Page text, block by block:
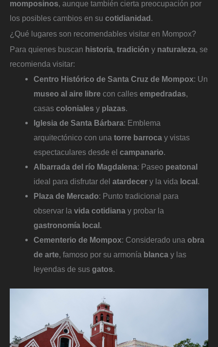
momposinos, aunque también cierta preocupación por
los posibles cambios en su cotidianidad .
¿Qué lugares son recomendables visitar en Mompox?
Para quienes buscan historia, tradición y naturaleza, se
recomienda visitar:
Centro Histórico de Santa Cruz de Mompox: Un
museo al aire libre con callesempedradas,
casascoloniales y plazas.
Iglesia de Santa Bárbara: Emblema
arquitectónico con unatorre barroca y vistas
espectaculares desde elcampanario.
Albarrada del río Magdalena: Paseo peatonal
ideal para disfrutar delatardecer y la vida local.
Plaza de Mercado: Punto tradicional para
observar lavida cotidiana y probar la
gastronomía local.
Cementerio de Mompox: Considerado unaobra
de arte, famoso por su armonía blanca y las
leyendas de susgatos.